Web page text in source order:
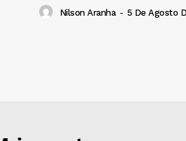
Nilson Aranha - 5 De Agosto